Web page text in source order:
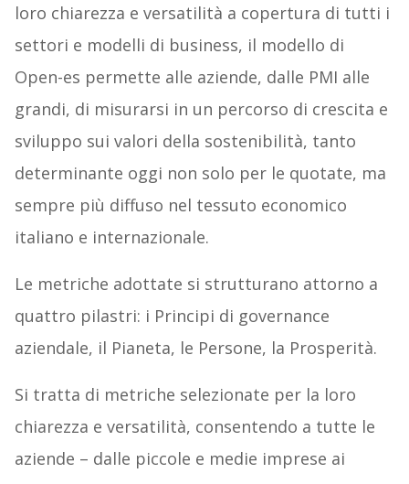
loro chiarezza e versatilità a copertura di tutti i
settori e modelli di business, il modello di
Open-es permette alle aziende, dalle PMI alle
grandi, di misurarsi in un percorso di crescita e
sviluppo sui valori della sostenibilità, tanto
determinante oggi non solo per le quotate, ma
sempre più diffuso nel tessuto economico
italiano e internazionale.
Le metriche adottate si strutturano attorno a
quattro pilastri: i Principi di governance
aziendale, il Pianeta, le Persone, la Prosperità.
Si tratta di metriche selezionate per la loro
chiarezza e versatilità, consentendo a tutte le
aziende – dalle piccole e medie imprese ai